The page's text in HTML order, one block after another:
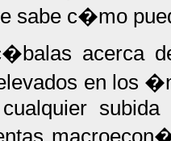
sabe c�mo
acerca
en los